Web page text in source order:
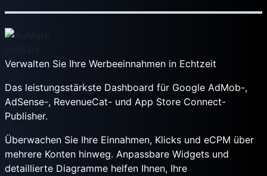
Verwalten Sie Ihre Werbeeinnahmen in Echtzeit
Das leistungsstärkste Dashboard für Google AdMob-,
AdSense-, RevenueCat- und App Store Connect-
Publisher.
Überwachen Sie Ihre Einnahmen, Klicks und eCPM über
mehrere Konten hinweg. Anpassbare Widgets und
detaillierte Diagramme helfen Ihnen, Ihre